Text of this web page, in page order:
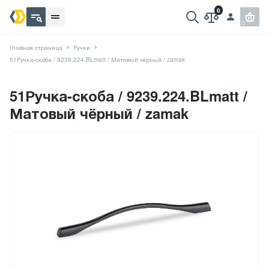
Главная страница
Ручки
51Ручка-скоба / 9239.224.BLmatt / Матовый чёрный / zamak
51Ручка-скоба / 9239.224.BLmatt /
Матовый чёрный / zamak